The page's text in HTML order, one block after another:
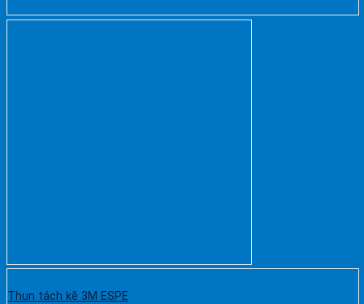
Thun tách kẽ 3M ESPE